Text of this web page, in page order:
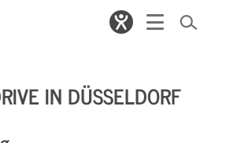
IN DÜSSELDORF